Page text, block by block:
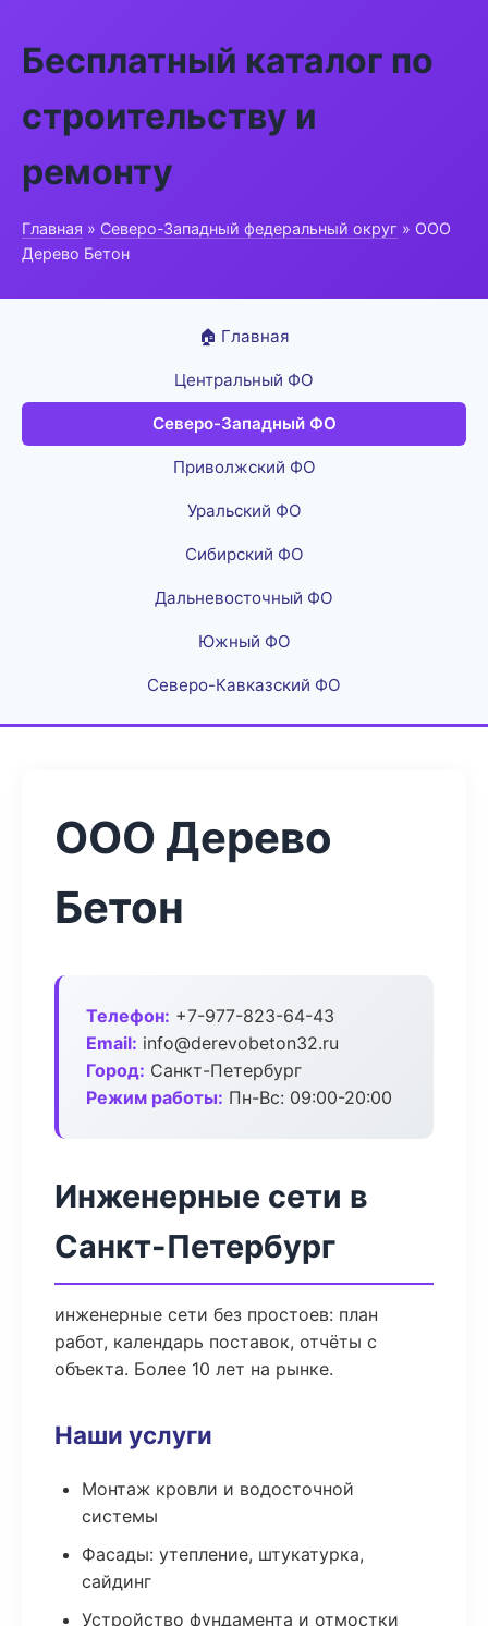
Бесплатный каталог по
строительству и
ремонту
Главная » Северо-Западный федеральный округ » ООО
Дерево Бетон
🏠 Главная
Центральный ФО
Северо-Западный ФО
Приволжский ФО
Уральский ФО
Сибирский ФО
Дальневосточный ФО
Южный ФО
Северо-Кавказский ФО
ООО Дерево
Бетон
Телефон: +7-977-823-64-43
Email: info@derevobeton32.ru
Город: Санкт-Петербург
Режим работы: Пн-Вс: 09:00-20:00
Инженерные сети в
Санкт-Петербург
инженерные сети без простоев: план
работ, календарь поставок, отчёты с
объекта. Более 10 лет на рынке.
Наши услуги
Монтаж кровли и водосточной
системы
Фасады: утепление, штукатурка,
сайдинг
Устройство фундамента и отмостки